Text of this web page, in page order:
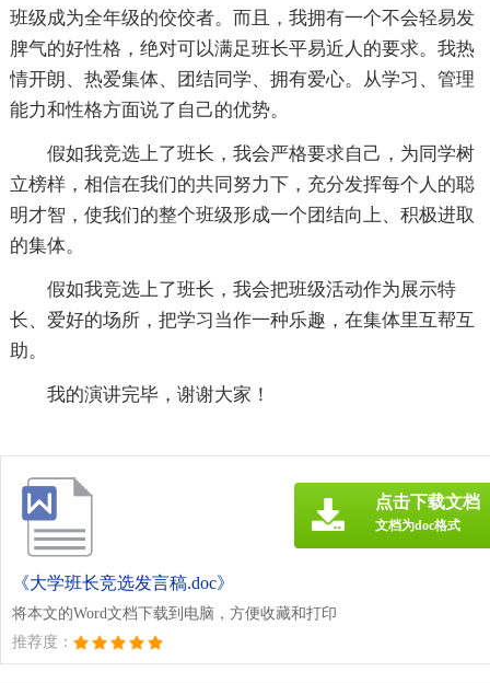
班级成为全年级的佼佼者。而且，我拥有一个不会轻易发
脾气的好性格，绝对可以满足班长平易近人的要求。我热
情开朗、热爱集体、团结同学、拥有爱心。从学习、管理
能力和性格方面说了自己的优势。
假如我竞选上了班长，我会严格要求自己，为同学树
立榜样，相信在我们的共同努力下，充分发挥每个人的聪
明才智，使我们的整个班级形成一个团结向上、积极进取
的集体。
假如我竞选上了班长，我会把班级活动作为展示特
长、爱好的场所，把学习当作一种乐趣，在集体里互帮互
助。
我的演讲完毕，谢谢大家！
《大学班长竞选发言稿.doc》
将本文的Word文档下载到电脑，方便收藏和打印
推荐度：
点击下载文档
文档为doc格式